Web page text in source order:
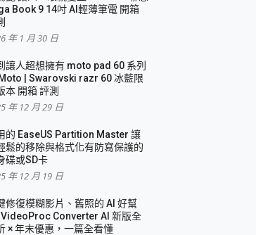
Book 9 14吋 AI輕薄筆電 開箱
年 1 月 30 日
讓人超想擁有 moto pad 60 系列
| Swarovski razr 60 冰藍限
本 開箱 評測
年 12 月 29 日
的 EaseUS Partition Master 讓
鬆的移除與格式化有防寫保護的
碟或SD卡
年 12 月 19 日
修復模糊影片、舊照的 AI 好幫
Converter AI 新版全
× 年末優惠，一篇全看懂